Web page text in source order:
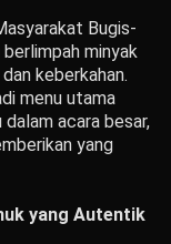
Bugis-
minyak
keberkahan.
menu utama
acara besar,
yang
yang Autentik